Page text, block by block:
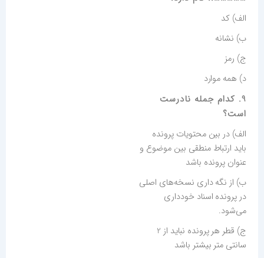
الف) کد
ب) نشانه
ج) رمز
د) همه موارد
9. کدام جمله نادرست
است؟
الف) در بین محتویات پرونده
باید ارتباط منطقی بین موضوع و
عنوان پرونده باشد
ب) از نگه داری نسخه‌های اصلی
در پرونده اسناد خودداری
می‌شود.
ج) قطر هر پرونده نباید از 2
سانتی متر بیشتر باشد